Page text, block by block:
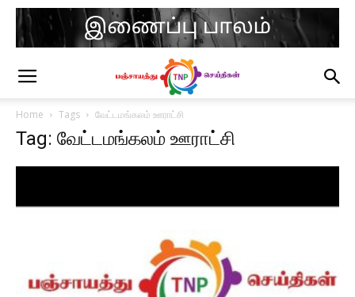
Home Tags வேட்டமங்கலம் ஊராட்சி
Tag: வேட்டமங்கலம் ஊராட்சி